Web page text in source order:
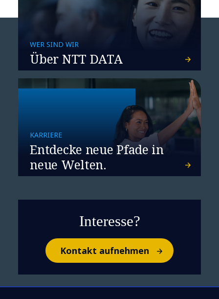
Connected Car Services:
Bitte recht
(anwender-)freundlich!
WER SIND WIR
Über NTT DATA
KARRIERE
Entdecke neue Pfade in
neue Welten.
Interesse?
Kontakt aufnehmen